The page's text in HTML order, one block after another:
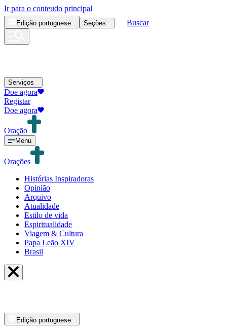
Ir para o conteudo principal
Edição portuguese Seções Buscar
Serviços
Doe agora
Registar
Doe agora
Oração
Menu
Orações
Histórias Inspiradoras
Opinião
Arquivo
Atualidade
Estilo de vida
Espiritualidade
Viagem & Cultura
Papa Leão XIV
Brasil
Edição portuguese